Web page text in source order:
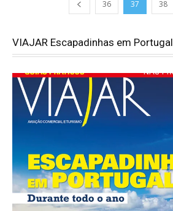
36 37 38
VIAJAR Escapadinhas em Portugal